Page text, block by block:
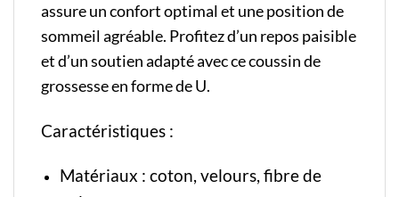
assure un confort optimal et une position de
sommeil agréable. Profitez d’un repos paisible
et d’un soutien adapté avec ce coussin de
grossesse en forme de U.
Caractéristiques :
Matériaux : coton, velours, fibre de